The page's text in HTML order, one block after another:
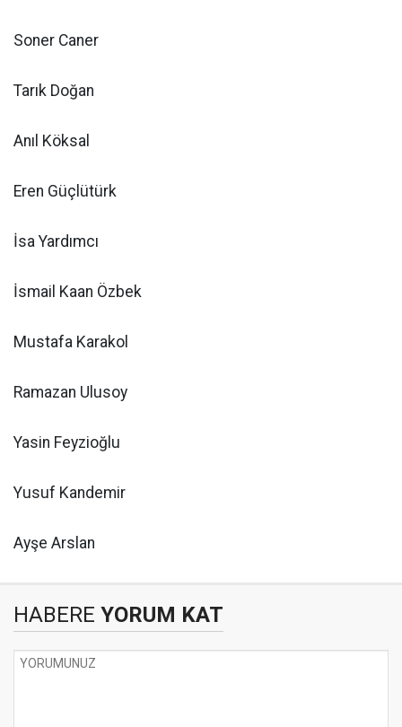
Soner Caner
Tarık Doğan
Anıl Köksal
Eren Güçlütürk
İsa Yardımcı
İsmail Kaan Özbek
Mustafa Karakol
Ramazan Ulusoy
Yasin Feyzioğlu
Yusuf Kandemir
Ayşe Arslan
HABERE YORUM KAT